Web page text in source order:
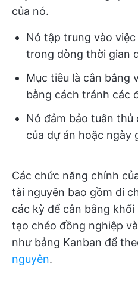
của nó.
Nó tập trung vào
trong dòng thời gian
Mục tiêu là cân bằng
bằng cách tránh các
Nó đảm bảo tuân
của dự án hoặc ngày
Các chức năng chính
tài nguyên bao gồm di
các kỳ để cân bằng
tạo chéo đồng nghiệp
như bảng Kanban để
nguyên.